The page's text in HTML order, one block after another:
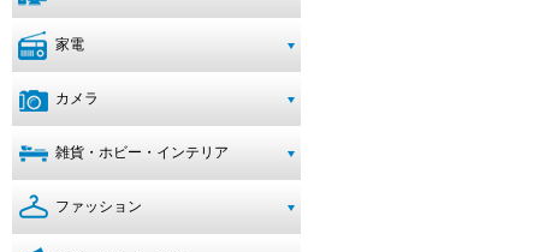
家電
カメラ
雑貨・ホビー・インテリア
ファッション